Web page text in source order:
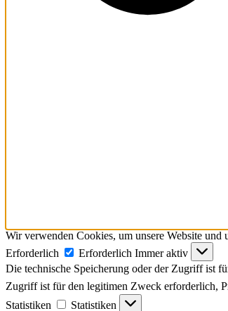
Wir verwenden Cookies, um unsere Website und
Erforderlich
Erforderlich Immer aktiv
Die technische Speicherung oder der Zugriff ist
Zugriff ist für den legitimen Zweck erforderlich,
Statistiken
Statistiken